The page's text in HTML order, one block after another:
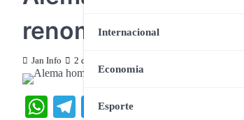
Internacional
Economia
Esporte
renomeação da
Jan Info 2 de abril de 2025
WhatsApp
Telegram
TwitterFacebook